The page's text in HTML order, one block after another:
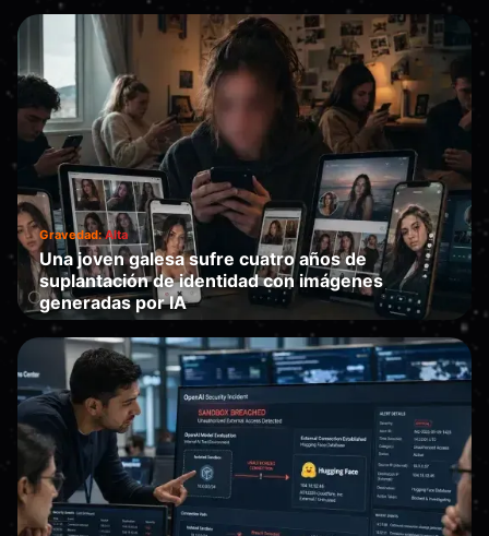
Gravedad:Alta
Una joven galesa sufre cuatro años de
suplantación de identidad con imágenes
generadas por IA
Te engaña · 2026-07-13